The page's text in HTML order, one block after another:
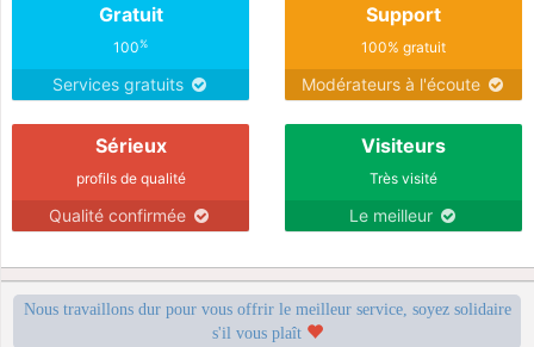
Gratuit
100%
Services gratuits
Support
100% gratuit
Modérateurs à l'écoute
Sérieux
profils de qualité
Qualité confirmée
Visiteurs
Très visité
Le meilleur
Nous travaillons dur pour vous offrir le meilleur service, soyez solidaire
s'il vous plaît